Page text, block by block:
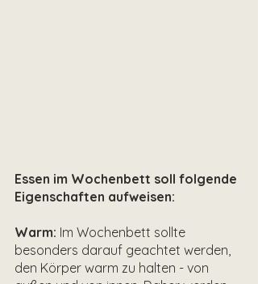
Essen im Wochenbett soll folgende
Eigenschaften aufweisen:
Warm: Im Wochenbett sollte
besonders darauf geachtet werden,
den Körper warm zu halten - von